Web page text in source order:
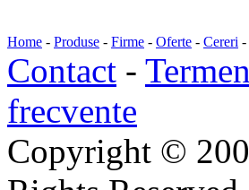
Home - Produse - Firme - Oferte - Cereri -
Contact -
frecvente
Copyright ©